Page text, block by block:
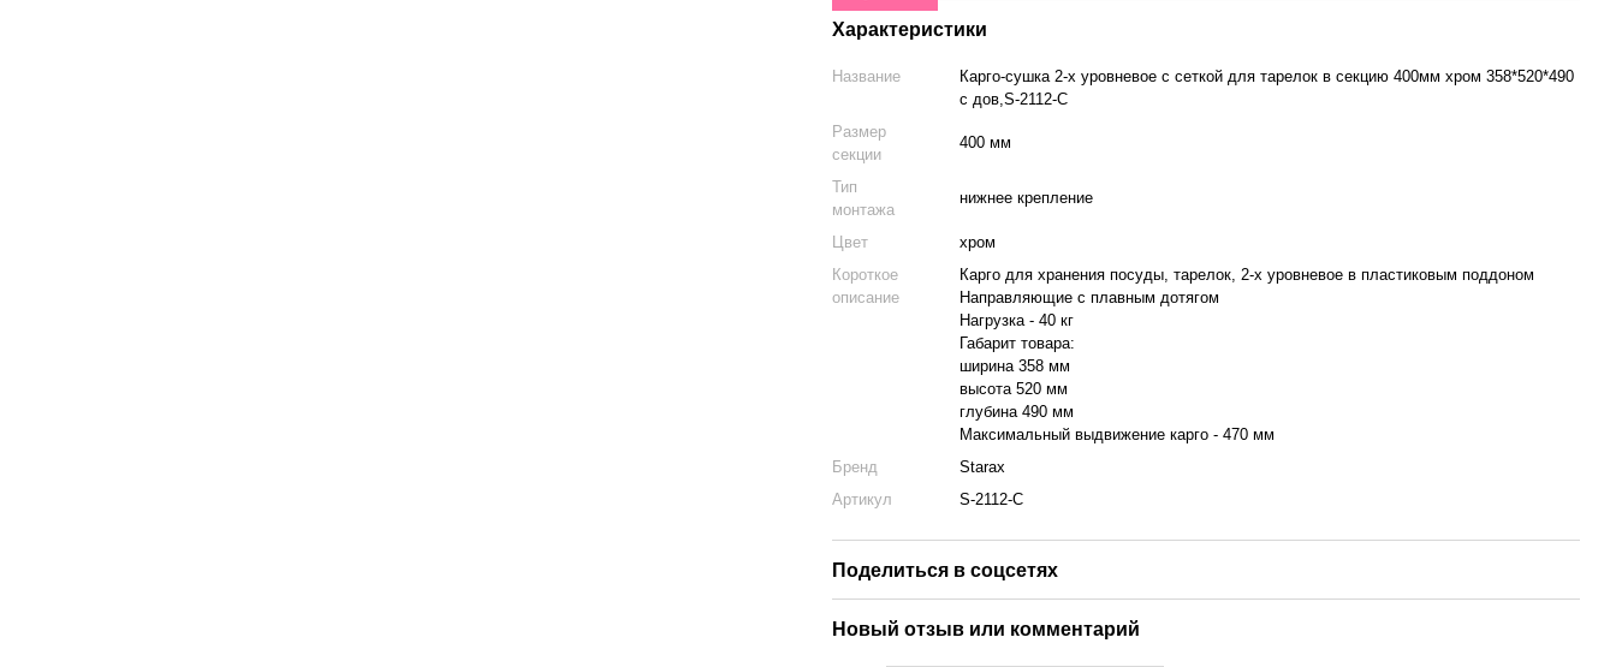
Характеристики
Название
Карго-сушка 2-х уровневое с сеткой для тарелок в секцию 400мм хром 358*520*490
с дов,S-2112-С
Размер
секции
400 мм
Тип
монтажа
нижнее крепление
Цвет
хром
Короткое
описание
Карго для хранения посуды, тарелок, 2-х уровневое в пластиковым поддоном
Направляющие с плавным дотягом
Нагрузка - 40 кг
Габарит товара:
ширина 358 мм
высота 520 мм
глубина 490 мм
Максимальный выдвижение карго - 470 мм
Бренд
Starax
Артикул
S-2112-C
Поделиться в соцсетях
Новый отзыв или комментарий